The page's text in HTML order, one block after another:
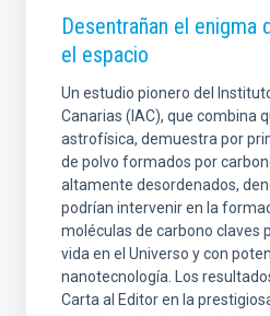
Desentrañan el enigma
el espacio
Un estudio pionero del
Canarias (IAC), que combina
astrofísica, demuestra por
de polvo formados por
altamente desordenados,
podrían intervenir en la
moléculas de carbono claves
vida en el Universo y con
nanotecnología. Los
Carta al Editor en la